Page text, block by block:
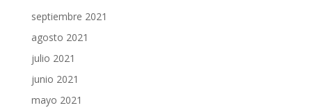
septiembre 2021
agosto 2021
julio 2021
junio 2021
mayo 2021